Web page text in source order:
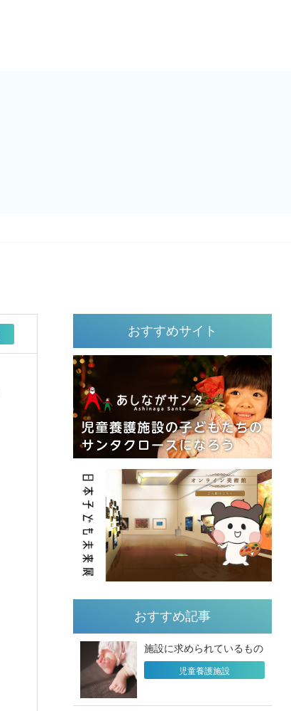
おすすめサイト
おすすめ記事
施設に求められているもの
児童養護施設